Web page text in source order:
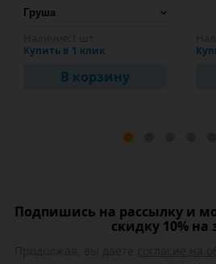
Купить в 1 клик
В корзину
Подпишись на рассылку и
скидку 10% на